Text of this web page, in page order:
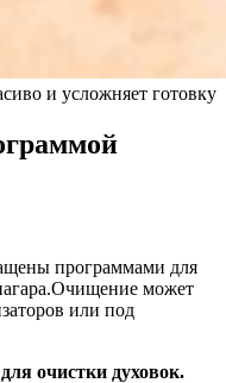
и усложняет готовку
программами для
Очищение может
или под
очистки духовок.